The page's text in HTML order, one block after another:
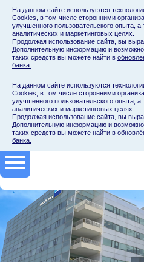
На данном сайте используются
Cookies, в том числе сторонними
улучшенного пользовательского опыта, а
аналитических и маркетинговых целях.
Продолжая использование сайта, вы
Дополнительную информацию и
таких средств вы можете найти в
банка.
На данном сайте используются
Cookies, в том числе сторонними
улучшенного пользовательского опыта, а
аналитических и маркетинговых целях.
Продолжая использование сайта, вы
Дополнительную информацию и
таких средств вы можете найти в
банка.Банк Леуми